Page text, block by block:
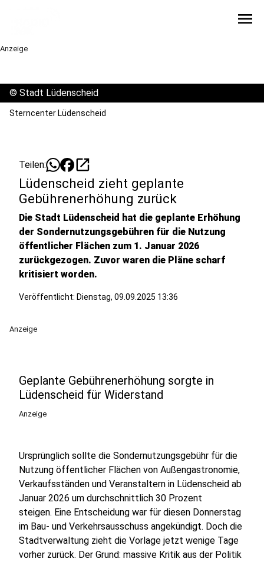
menu
Anzeige
© Stadt Lüdenscheid
Sterncenter Lüdenscheid
Teilen: open_in_new
Lüdenscheid zieht geplante
Gebührenerhöhung zurück
Die Stadt Lüdenscheid hat die geplante Erhöhung
der Sondernutzungsgebühren für die Nutzung
öffentlicher Flächen zum 1. Januar 2026
zurückgezogen. Zuvor waren die Pläne scharf
kritisiert worden.
Veröffentlicht: Dienstag, 09.09.2025 13:36
Anzeige
Geplante Gebührenerhöhung sorgte in
Lüdenscheid für Widerstand
Anzeige
Ursprünglich sollte die Sondernutzungsgebühr für die
Nutzung öffentlicher Flächen von Außengastronomie,
Verkaufsständen und Veranstaltern in Lüdenscheid ab
Januar 2026 um durchschnittlich 30 Prozent
steigen. Eine Entscheidung war für diesen Donnerstag
im Bau- und Verkehrsausschuss angekündigt. Doch die
Stadtverwaltung zieht die Vorlage jetzt wenige Tage
vorher zurück. Der Grund: massive Kritik aus der Politik